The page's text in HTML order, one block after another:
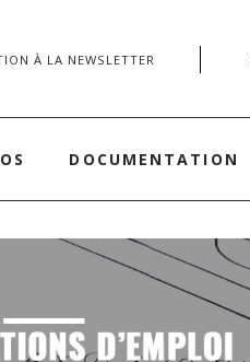
À LA NEWSLETTER
DOCUMENTATION